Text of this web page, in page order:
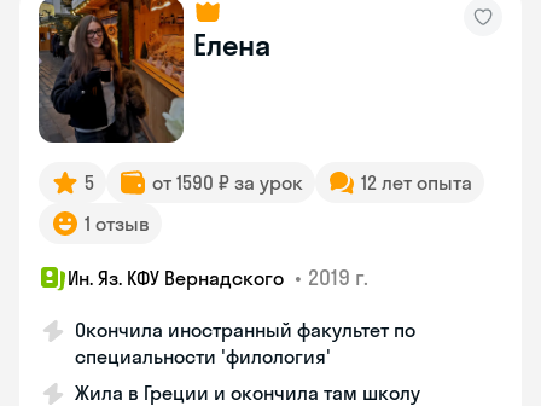
Елена
5 от 1590 ₽ за урок
12 лет опыта
1 отзыв
Ин. Яз. КФУ Вернадского • 2019 г.
Окончила иностранный факультет по
специальности 'филология'
Жила в Греции и окончила там школу